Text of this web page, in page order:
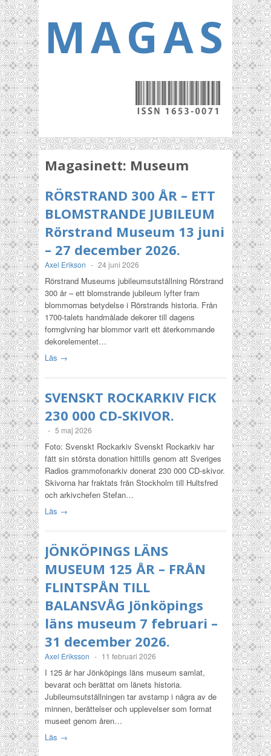
Magasinett: Museum
RÖRSTRAND 300 ÅR – ETT
BLOMSTRANDE JUBILEUM
Rörstrand Museum 13 juni
– 27 december 2026.
Axel Erikson - 24 juni 2026
Rörstrand Museums jubileumsutställning Rörstrand
300 år – ett blomstrande jubileum lyfter fram
blommornas betydelse i Rörstrands historia. Från
1700-talets handmålade dekorer till dagens
formgivning har blommor varit ett återkommande
dekorelementet…
Läs →
SVENSKT ROCKARKIV FICK
230 000 CD-SKIVOR.
- 5 maj 2026
Foto: Svenskt Rockarkiv Svenskt Rockarkiv har
fått sin största donation hittills genom att Sveriges
Radios grammofonarkiv donerat 230 000 CD-skivor.
Skivorna har fraktats från Stockholm till Hultsfred
och arkivchefen Stefan…
Läs →
JÖNKÖPINGS LÄNS
MUSEUM 125 ÅR – FRÅN
FLINTSPÅN TILL
BALANSVÅG Jönköpings
läns museum 7 februari –
31 december 2026.
Axel Eriksson - 11 februari 2026
I 125 år har Jönköpings läns museum samlat,
bevarat och berättat om länets historia.
Jubileumsutställningen tar avstamp i några av de
minnen, berättelser och upplevelser som format
museet genom åren…
Läs →